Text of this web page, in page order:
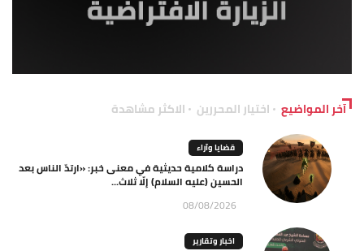
آخر المواضيع اختيار المحررين الاكثر مشاهدة
قضايا وآراء
دراسة كلامية حديثية في معنى خبر: «ارتدّ الناس بعد
الحسين (عليه السلام) إلّا ثلاث...
08/08/2026
اخبار وتقارير